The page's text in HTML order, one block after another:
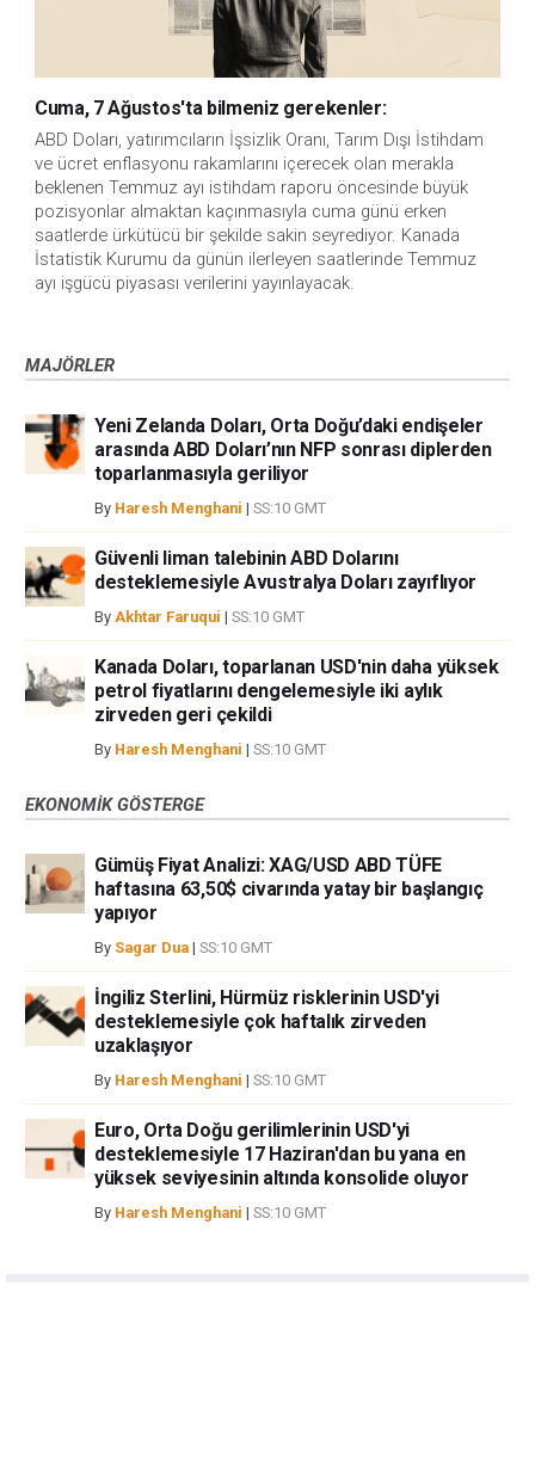
Cuma, 7 Ağustos'ta bilmeniz gerekenler:
ABD Doları, yatırımcıların İşsizlik Oranı, Tarım Dışı İstihdam
ve ücret enflasyonu rakamlarını içerecek olan merakla
beklenen Temmuz ayı istihdam raporu öncesinde büyük
pozisyonlar almaktan kaçınmasıyla cuma günü erken
saatlerde ürkütücü bir şekilde sakin seyrediyor. Kanada
İstatistik Kurumu da günün ilerleyen saatlerinde Temmuz
ayı işgücü piyasası verilerini yayınlayacak.
MAJÖRLER
Yeni Zelanda Doları, Orta Doğu’daki endişeler
arasında ABD Doları’nın NFP sonrası diplerden
toparlanmasıyla geriliyor
By Haresh Menghani | SS:10 GMT
Güvenli liman talebinin ABD Dolarını
desteklemesiyle Avustralya Doları zayıflıyor
By Akhtar Faruqui | SS:10 GMT
Kanada Doları, toparlanan USD'nin daha yüksek
petrol fiyatlarını dengelemesiyle iki aylık
zirveden geri çekildi
By Haresh Menghani | SS:10 GMT
EKONOMIK GÖSTERGE
Gümüş Fiyat Analizi: XAG/USD ABD TÜFE
haftasına 63,50$ civarında yatay bir başlangıç
yapıyor
By Sagar Dua | SS:10 GMT
İngiliz Sterlini, Hürmüz risklerinin USD'yi
desteklemesiyle çok haftalık zirveden
uzaklaşıyor
By Haresh Menghani | SS:10 GMT
Euro, Orta Doğu gerilimlerinin USD'yi
desteklemesiyle 17 Haziran'dan bu yana en
yüksek seviyesinin altında konsolide oluyor
By Haresh Menghani | SS:10 GMT